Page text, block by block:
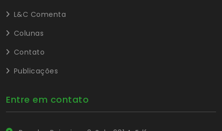
L&C Comenta
Colunas
Contato
Publicações
Entre em contato